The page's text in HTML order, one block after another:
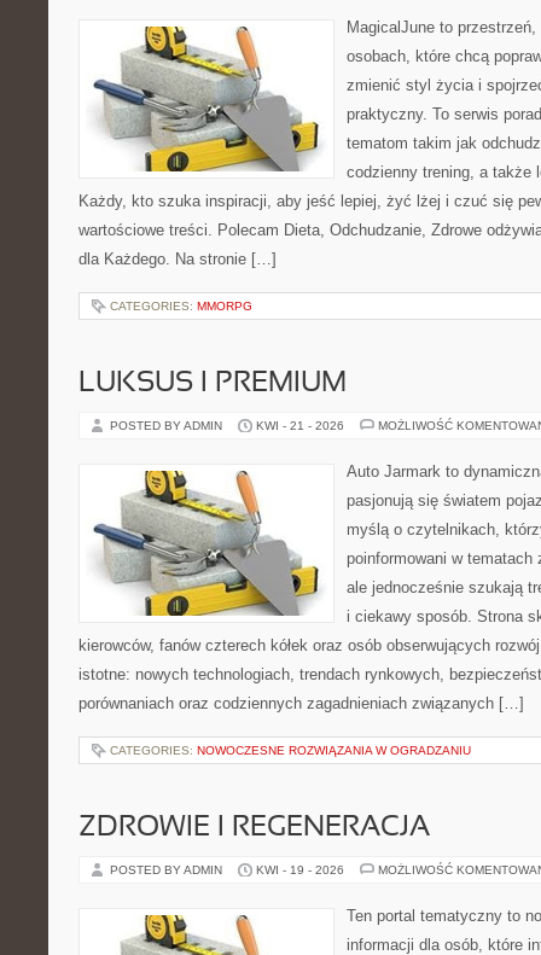
MagicalJune to
osobach, które chcą
zmienić styl życia i
praktyczny. To serwis
tematom takim jak
codzienny trening, a także
Każdy, kto szuka inspiracji, aby jeść lepiej, żyć lżej i czuć się
wartościowe treści. Polecam Dieta, Odchudzanie, Zdrowe
dla Każdego. Na stronie […]
CATEGORIES: MMORPG
LUKSUS I PREMIUM
POSTED BY ADMIN KWI - 21 - 2026 MOŻLIWOŚĆ
Auto Jarmark to
pasjonują się światem
myślą o czytelnikach,
poinformowani w
ale jednocześnie szukają
i ciekawy sposób. Strona
kierowców, fanów czterech kółek oraz osób obserwujących
istotne: nowych technologiach, trendach rynkowych,
porównaniach oraz codziennych zagadnieniach związanych […]
CATEGORIES: NOWOCZESNE ROZWIĄZANIA W OGRADZANIU
ZDROWIE I REGENERACJA
POSTED BY ADMIN KWI - 19 - 2026 MOŻLIWOŚĆ
Ten portal tematyczny to
informacji dla osób, które